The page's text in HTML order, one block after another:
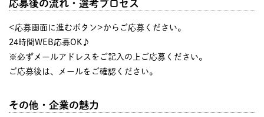
応募後の流れ・選考プロセス
<応募画面に進むボタン>からご応募ください。
24時間WEB応募OK♪
※必ずメールアドレスをご記入の上ご応募ください。
ご応募後は、メールをご確認ください。
その他・企業の魅力